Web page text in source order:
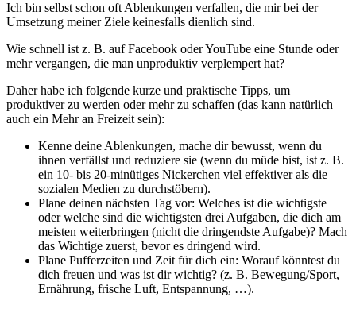
Ich bin selbst schon oft Ablenkungen verfallen, die mir bei der
Umsetzung meiner Ziele keinesfalls dienlich sind.
Wie schnell ist z. B. auf Facebook oder YouTube eine Stunde oder
mehr vergangen, die man unproduktiv verplempert hat?
Daher habe ich folgende kurze und praktische Tipps, um
produktiver zu werden oder mehr zu schaffen (das kann natürlich
auch ein Mehr an Freizeit sein):
Kenne deine Ablenkungen, mache dir bewusst, wenn du
ihnen verfällst und reduziere sie (wenn du müde bist, ist z. B.
ein 10- bis 20-minütiges Nickerchen viel effektiver als die
sozialen Medien zu durchstöbern).
Plane deinen nächsten Tag vor: Welches ist die wichtigste
oder welche sind die wichtigsten drei Aufgaben, die dich am
meisten weiterbringen (nicht die dringendste Aufgabe)? Mach
das Wichtige zuerst, bevor es dringend wird.
Plane Pufferzeiten und Zeit für dich ein: Worauf könntest du
dich freuen und was ist dir wichtig? (z. B. Bewegung/Sport,
Ernährung, frische Luft, Entspannung, …).